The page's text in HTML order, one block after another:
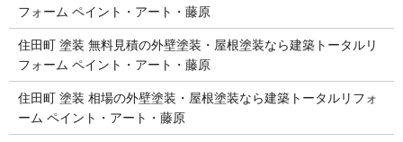
フォーム ペイント・アート・藤原
住田町 塗装 無料見積の外壁塗装・屋根塗装なら建築トータルリ
フォーム ペイント・アート・藤原
住田町 塗装 相場の外壁塗装・屋根塗装なら建築トータルリフォ
ーム ペイント・アート・藤原